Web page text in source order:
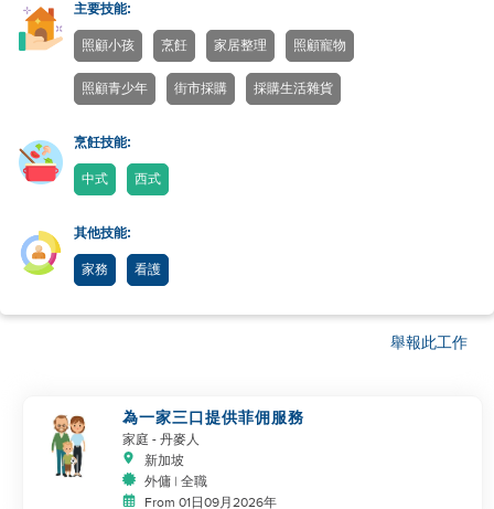
主要技能:
照顧小孩 烹飪 家居整理 照顧寵物
照顧青少年 街市採購 採購生活雜貨
烹飪技能:
中式 西式
其他技能:
家務 看護
舉報此工作
為一家三口提供菲佣服務
家庭 - 丹麥人
新加坡
外傭 | 全職
From 01日09月2026年